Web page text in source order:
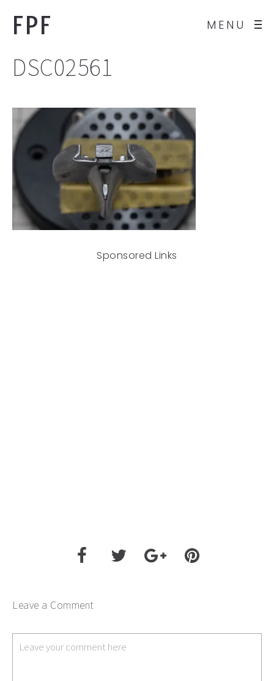
MENU
FPF
DSC02561
Sponsored Links
Leave a Comment